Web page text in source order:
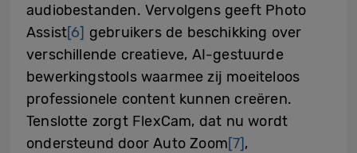
audiobestanden. Vervolgens geeft Photo
Assist[6] gebruikers de beschikking over
verschillende creatieve, AI-gestuurde
bewerkingstools waarmee zij moeiteloos
professionele content kunnen creëren.
Tenslotte zorgt FlexCam, dat nu wordt
ondersteund door Auto Zoom[7],